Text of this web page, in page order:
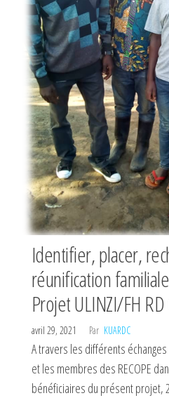
Identifier, placer,
réunification
Projet ULINZI/FH
avril 29, 2021 Par KUARDC
A travers les différents
et les membres des RECOPE
bénéficiaires du présent projet,